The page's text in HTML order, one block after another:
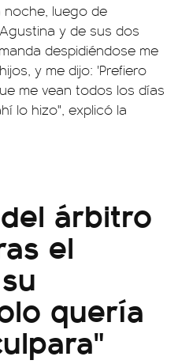
noche, luego de
y de sus dos
despidiéndose me
y me dijo: 'Prefiero
me vean todos los días
lo hizo", explicó la
árbitro
el
quería